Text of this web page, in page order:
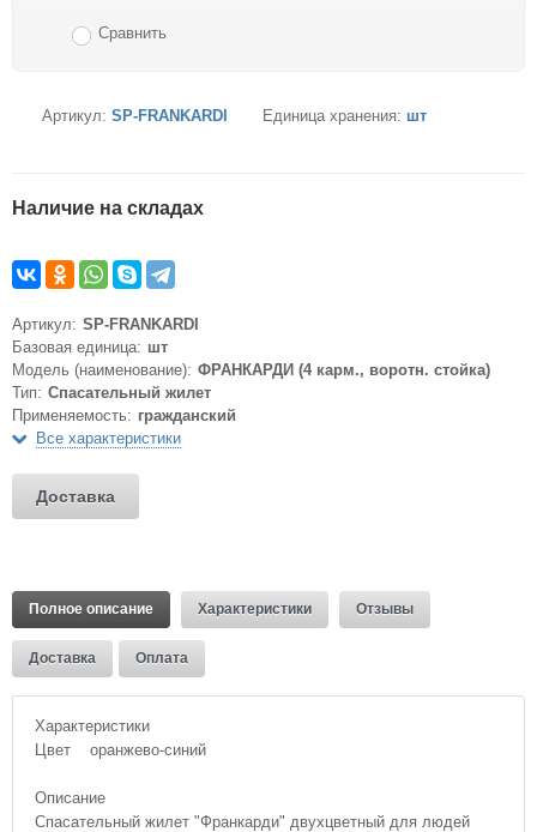
Сравнить
Артикул: SP-FRANKARDI Единица хранения: шт
Наличие на складах
Артикул: SP-FRANKARDI
Базовая единица: шт
Модель (наименование): ФРАНКАРДИ (4 карм., воротн. стойка)
Тип: Спасательный жилет
Применяемость: гражданский
Все характеристики
Доставка
Полное описание Характеристики Отзывы
Доставка Оплата
Характеристики
Цвет оранжево-синий
Описание
Спасательный жилет "Франкарди" двухцветный для людей